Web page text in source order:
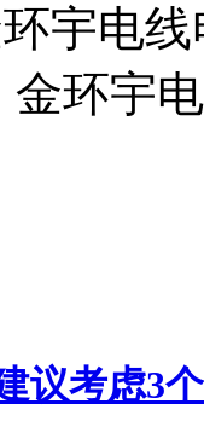
宇电
环宇
议考虑3